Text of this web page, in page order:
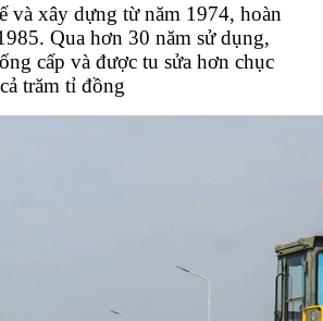
và xây dựng từ năm 1974, hoàn
Qua hơn 30 năm sử dụng,
cấp và được tu sửa hơn chục
trăm tỉ đồng